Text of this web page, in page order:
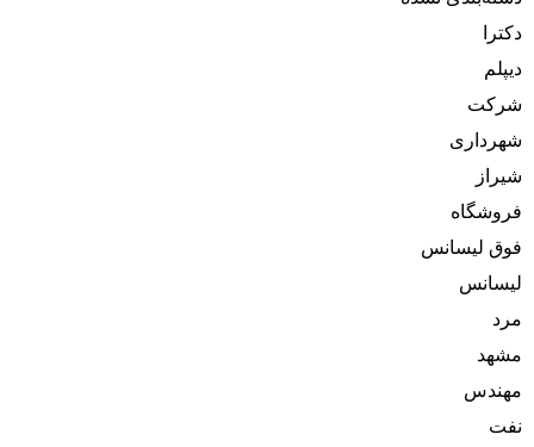
دکترا
دیپلم
شرکت
شهرداری
شیراز
فروشگاه
فوق لیسانس
لیسانس
مرد
مشهد
مهندس
نفت